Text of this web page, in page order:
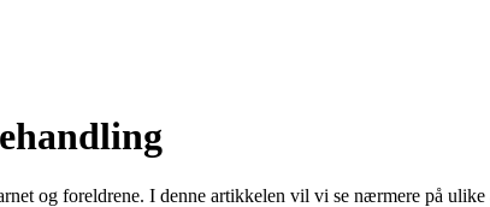
og foreldrene. I denne artikkelen vil vi se nærmere på